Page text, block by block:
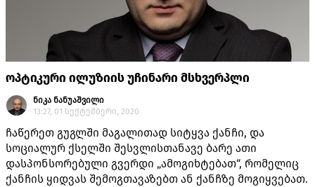
ოპტიკური ილუზიის უჩინარი მსხვერპლი
ნიკა ნანუაშვილი
13:27, 01 სექტემბერი, 2020
ჩაწერეთ გუგლში მაგალითად სიტყვა ქანჩი, და
სოციალურ ქსელში შესვლისთანავე ბარე ათი
დასპონსორებული გვერდი „ამოგიხტებათ“, რომელიც
ქანჩის ყიდვას შემოგთავაზებთ ან ქანჩზე მოგიყვებათ.